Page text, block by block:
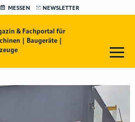
MESSEN NEWSLETTER
& Fachportal für
| Baugeräte |